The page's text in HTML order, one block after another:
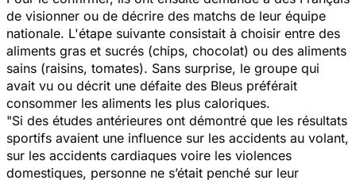
de visionner ou de décrire des matchs de leur équipe
nationale. L'étape suivante consistait à choisir entre des
aliments gras et sucrés (chips, chocolat) ou des aliments
sains (raisins, tomates). Sans surprise, le groupe qui
avait vu ou décrit une défaite des Bleus préférait
consommer les aliments les plus caloriques.
"Si des études antérieures ont démontré que les résultats
sportifs avaient une influence sur les accidents au volant,
sur les accidents cardiaques voire les violences
domestiques, personne ne s’était penché sur leur